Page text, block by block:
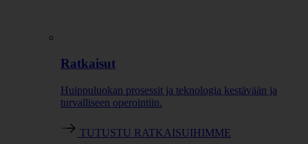
Ratkaisut
Huippuluokan prosessit ja teknologia kestävään ja
turvalliseen operointiin.
TUTUSTU RATKAISUIHIMME